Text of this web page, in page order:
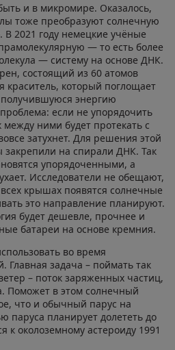
и в микромире. Оказалось,
тоже преобразуют солнечную
В 2021 году немецкие учёные
— то есть более
— систему на основе ДНК.
состоящий из 60 атомов
краситель, который поглощает
энергию
если не упорядочить
между ними будет протекать с
затухнет. Для решения этой
на спирали ДНК. Так
упорядоченными, а
Исследователи не обещают,
крышах появятся солнечные
это направление планируют.
будет дешевле, прочнее и
батареи на основе кремния.
во время
Главная задача – поймать так
– поток заряженных частиц,
Поможет в этом солнечный
что и обычный парус на
паруса планирует долететь до
к околоземному астероиду 1991